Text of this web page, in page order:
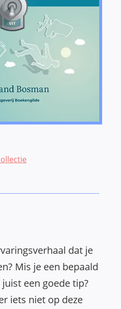
dat je
Mis je een bepaald
een goede tip?
iets niet op deze